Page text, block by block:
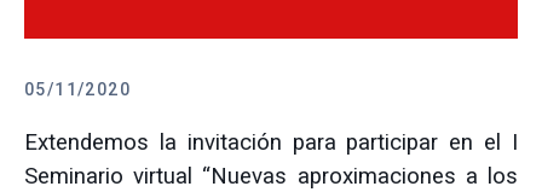
05/11/2020
Extendemos la invitación para participar en el I
Seminario virtual “Nuevas aproximaciones a los